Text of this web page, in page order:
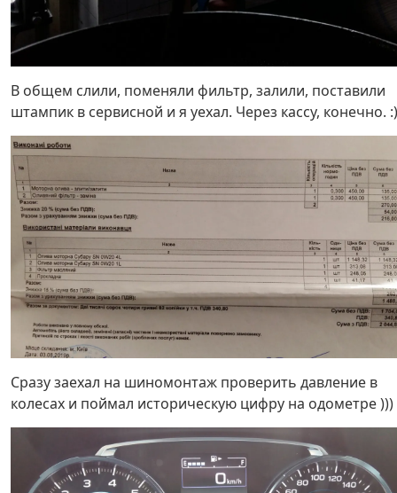
В общем слили, поменяли фильтр, залили, поставили
штампик в сервисной и я уехал. Через кассу, конечно. :)
Сразу заехал на шиномонтаж проверить давление в
колесах и поймал историческую цифру на одометре )))